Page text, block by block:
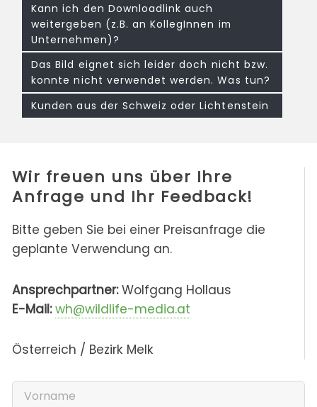
Kann ich den Downloadlink auch
weitergeben (z.B. an KollegInnen im
Unternehmen)?
Das Bild eignet sich leider doch nicht bzw.
konnte nicht verwendet werden. Was tun?
Kunden aus der Schweiz oder Lichtenstein
Wir freuen uns über Ihre
Anfrage und Ihr Feedback!
Bitte geben Sie bei einer Preisanfrage die
geplante Verwendung an.
Ansprechpartner:Wolfgang Hollaus
E-Mail: wh@wildlife-media.at
Österreich / Bezirk Melk